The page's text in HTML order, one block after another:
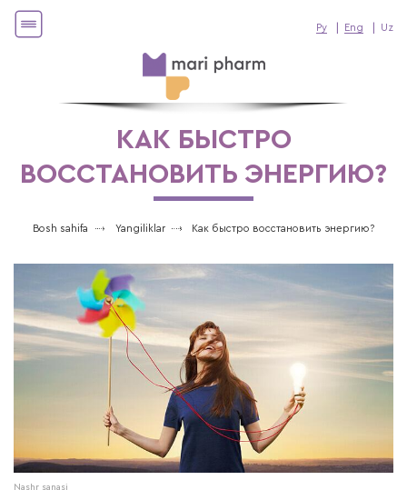
Ру Eng Uz
КАК БЫСТРО
ВОССТАНОВИТЬ ЭНЕРГИЮ?
Bosh sahifa Yangiliklar Как быстро восстановить энергию?
Nashr sanasi